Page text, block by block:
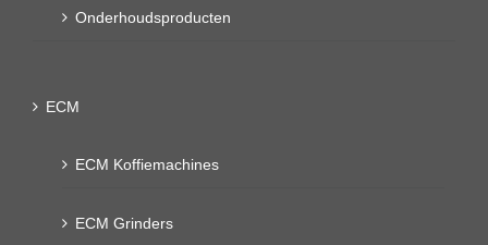
Onderhoudsproducten
ECM
ECM Koffiemachines
ECM Grinders